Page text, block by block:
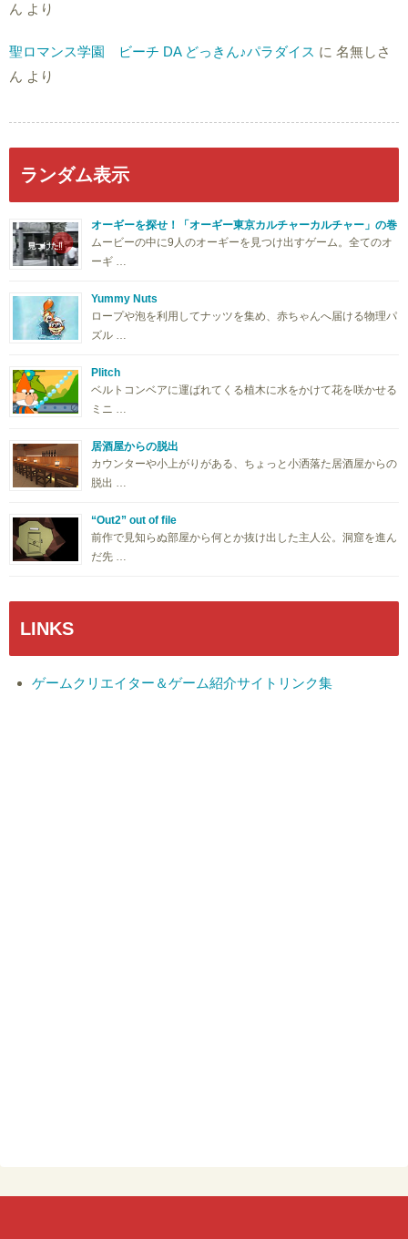
ん より
聖ロマンス学園 ビーチ DA どっきん♪パラダイス に 名無しさ
ん より
ランダム表示
オーギーを探せ！「オーギー東京カルチャーカルチャー」の巻
ムービーの中に9人のオーギーを見つけ出すゲーム。全てのオ
ーギ …
Yummy Nuts
ロープや泡を利用してナッツを集め、赤ちゃんへ届ける物理パ
ズル …
Plitch
ベルトコンベアに運ばれてくる植木に水をかけて花を咲かせる
ミニ …
居酒屋からの脱出
カウンターや小上がりがある、ちょっと小洒落た居酒屋からの
脱出 …
“Out2” out of file
前作で見知らぬ部屋から何とか抜け出した主人公。洞窟を進ん
だ先 …
LINKS
ゲームクリエイター＆ゲーム紹介サイトリンク集